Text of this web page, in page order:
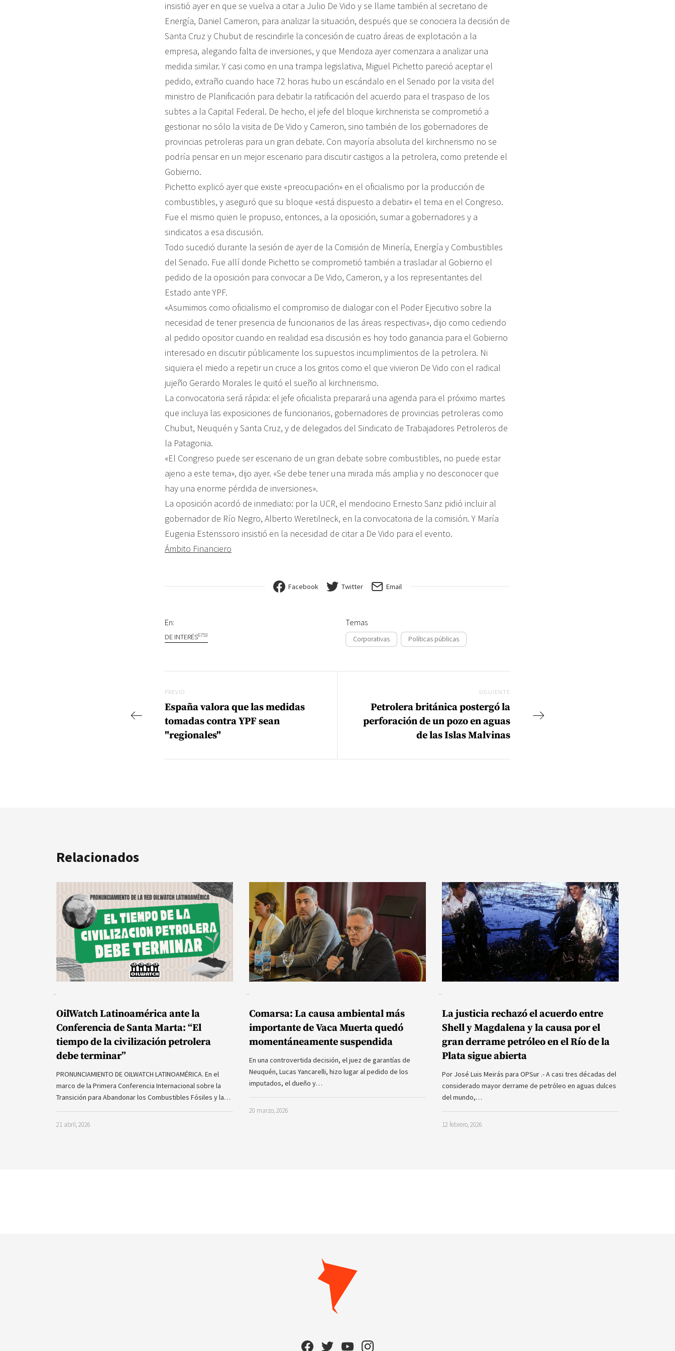
insistió ayer en que se vuelva a citar a Julio De Vido y se llame también al secretario de
Energía, Daniel Cameron, para analizar la situación, después que se conociera la decisión de
Santa Cruz y Chubut de rescindirle la concesión de cuatro áreas de explotación a la
empresa, alegando falta de inversiones, y que Mendoza ayer comenzara a analizar una
medida similar. Y casi como en una trampa legislativa, Miguel Pichetto pareció aceptar el
pedido, extraño cuando hace 72 horas hubo un escándalo en el Senado por la visita del
ministro de Planificación para debatir la ratificación del acuerdo para el traspaso de los
subtes a la Capital Federal. De hecho, el jefe del bloque kirchnerista se comprometió a
gestionar no sólo la visita de De Vido y Cameron, sino también de los gobernadores de
provincias petroleras para un gran debate. Con mayoría absoluta del kirchnerismo no se
podría pensar en un mejor escenario para discutir castigos a la petrolera, como pretende el
Gobierno.
Pichetto explicó ayer que existe «preocupación» en el oficialismo por la producción de
combustibles, y aseguró que su bloque «está dispuesto a debatir» el tema en el Congreso.
Fue el mismo quien le propuso, entonces, a la oposición, sumar a gobernadores y a
sindicatos a esa discusión.
Todo sucedió durante la sesión de ayer de la Comisión de Minería, Energía y Combustibles
del Senado. Fue allí donde Pichetto se comprometió también a trasladar al Gobierno el
pedido de la oposición para convocar a De Vido, Cameron, y a los representantes del
Estado ante YPF.
«Asumimos como oficialismo el compromiso de dialogar con el Poder Ejecutivo sobre la
necesidad de tener presencia de funcionarios de las áreas respectivas», dijo como cediendo
al pedido opositor cuando en realidad esa discusión es hoy todo ganancia para el Gobierno
interesado en discutir públicamente los supuestos incumplimientos de la petrolera. Ni
siquiera el miedo a repetir un cruce a los gritos como el que vivieron De Vido con el radical
jujeño Gerardo Morales le quitó el sueño al kirchnerismo.
La convocatoria será rápida: el jefe oficialista preparará una agenda para el próximo martes
que incluya las exposiciones de funcionarios, gobernadores de provincias petroleras como
Chubut, Neuquén y Santa Cruz, y de delegados del Sindicato de Trabajadores Petroleros de
la Patagonia.
«El Congreso puede ser escenario de un gran debate sobre combustibles, no puede estar
ajeno a este tema», dijo ayer. «Se debe tener una mirada más amplia y no desconocer que
hay una enorme pérdida de inversiones».
La oposición acordó de inmediato: por la UCR, el mendocino Ernesto Sanz pidió incluir al
gobernador de Río Negro, Alberto Weretilneck, en la convocatoria de la comisión. Y María
Eugenia Estenssoro insistió en la necesidad de citar a De Vido para el evento.
Ámbito Financiero
Facebook Twitter Email
En:
DE INTERÉS6753
Temas
Corporativas Políticas públicas
Previo
PREVIO
España valora que las medidas
tomadas contra YPF sean
"regionales"
SIGUIENTE
Petrolera británica postergó la
perforación de un pozo en aguas
de las Islas Malvinas
Relacionados
OilWatch Latinoamérica ante la
Conferencia de Santa Marta: “El
tiempo de la civilización petrolera
debe terminar”
PRONUNCIAMIENTO DE OILWATCH LATINOAMÉRICA. En el
marco de la Primera Conferencia Internacional sobre la
Transición para Abandonar los Combustibles Fósiles y la…
21 abril, 2026
Comarsa: La causa ambiental más
importante de Vaca Muerta quedó
momentáneamente suspendida
En una controvertida decisión, el juez de garantías de
Neuquén, Lucas Yancarelli, hizo lugar al pedido de los
imputados, el dueño y…
20 marzo, 2026
La justicia rechazó el acuerdo entre
Shell y Magdalena y la causa por el
gran derrame petróleo en el Río de la
Plata sigue abierta
Por José Luis Meirás para OPSur .- A casi tres décadas del
considerado mayor derrame de petróleo en aguas dulces
del mundo,…
12 febrero, 2026